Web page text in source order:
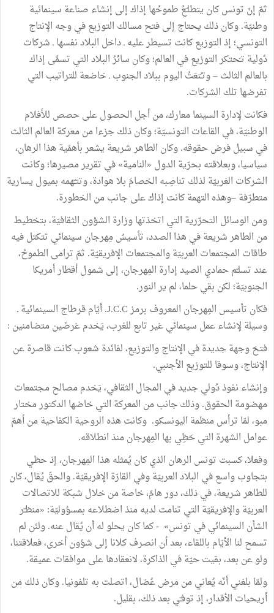
ثمّ إنّ تونسكان يتطلـّعُ طموحُها إذاكإلى إنشاء صناعة سينمائية
وطنيّة.وكانذلك يحتاج إلىفتحمسالك التوزيعفيوجه الإنتاج
التونسي؛إذالتوزيعكانت تسيطرعليهـداخل البلادنفسهاـشركات
دُولية تـَحتكرالتوزيعفي العالم؛وكان سائرُالبلادالتي تسمَّى إذاك
بالعالم الثالث–وتـُنعَتُ اليوم ببلادالجنوبـخاضعة للتراتيب التي
تفرضها تلك الشركات.
فكانت لإدارة السينمامعارك،منأجل الحصولعلىحصص للأفلام
الوطنيّة،في القاعات التونسيّة؛وكانذلكجزءامنمعركة العالم الثالث
في سبيلفرضحقوقه.وكان الطاهرشريعة يشعربأهمّية هذا الرهان،
سياسيا،وبعلاقته بحرّية الدول «النامية»في تقريرمصيرها؛وكانت
الشركات الغربيّة لذلك تناصِبه الخصامَ بلاهوادة،وتتـّهمه بميول يسارية
متطرّفة–وهذه التهمةكانت إذاكعلىجانبمن الخطورة.
ومن الوسائل التحرّرية التي اتخذتهاوزارة الشؤون الثقافيّة،بتخطيط
من الطاهرشريعةفي هذا الصدد،تأسيسُمِهرجان سينمائي تتكتلفيه
طاقات المجتمعات العربيّةوالمجتمعات الإفريقيّة. ثمّ ترامى الطموحُ،
عندتسلـّمحمادي الصيدإدارة المِهرجان،إلى شمولأقطارأمريكا
الجنوبيّة؛لكن بقيحلما،لم يرالنور.
فكان تأسيس المِهرجان المعروف برمزJ.C.C
.أيّامقرطاج السينمائيةـ
وسيلة لإنشاءعمل سينمائيغيرتابع للغرب،يَخدمغرضَينمتضامنين :
فتحَوجهةجديدةفي الإنتاجوالتوزيع،لفائدة شعوبكانتقاصرةعن
الإنتاج،وسوقا للتوزيع الأجنبي.
وإنشاء نفوذدُوليجديدفي المجال الثقافي،يَخدممصالحمجتمعات
مهضومة الحقوق.وذلكجانبمن المعركة التيخاضها الدكتورمختار
مبو،لمّا ترأسمنظمة اليونسكو. وكانت هذه الروحية الكفاحيةمنأهمّ
عوامل الشهرة التيحَظِي بها المِهرجانمنذانطلاقه.
وفعلا،كسبت تونس الرهان الذيكان يُمثله هذا المِهرجان،إذحظي
بتجاوبواسعفي البلادالعربيّةوفي القارّة الإفريقيّة.والحقّ يُقال،كان
للطاهرشريعة،فيذلك،دورهامّ،خاصةمنخلال شبكة للاتصالات
العربيّةوالإفريقيّة التي تنامت لديهمنذاضطلاعه بمسؤوليّة:
«منظـّر
الشأن السينمائيفي تونس»
-كماكان يحلولهأن يُقالعنه.ولئن لم
تسمح لنا الأيّام باللقاء،بعدأن انصرفكلانا إلى شؤونأخرى،فعلاقتنا،
ولوعن بعد،بقيتحيّةفي الذاكرة،لانعقادهاعلىموافقاتعميقة.
ولمّا بلغنيأنّه يُعانيمنمرضعُضال،اتصلت به تلفونيا.وكانذلكمن
أريحيات الأقدار،إذتوفـّي بعدذلك،بقليل.